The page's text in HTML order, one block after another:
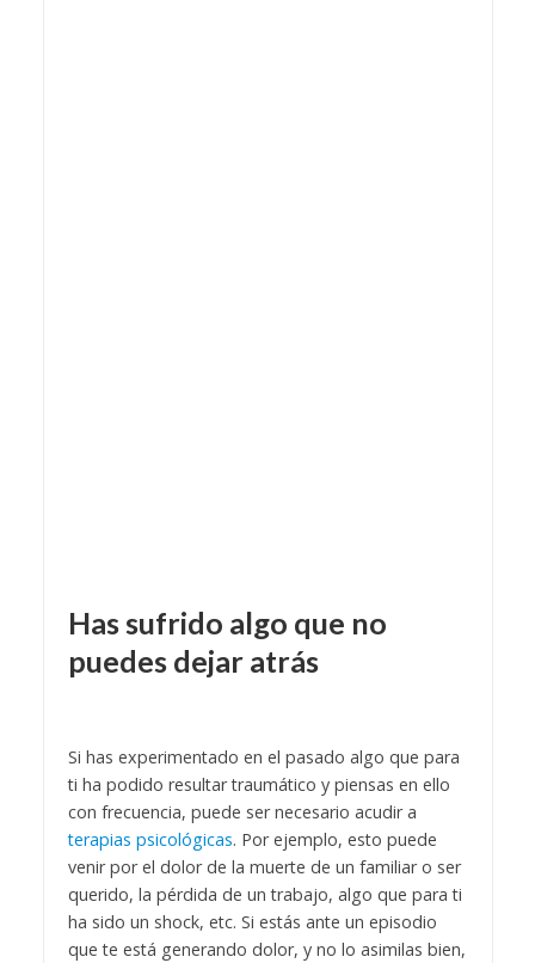
Has sufrido algo que no
puedes dejar atrás
Si has experimentado en el pasado algo que para
ti ha podido resultar traumático y piensas en ello
con frecuencia, puede ser necesario acudir a
terapias psicológicas. Por ejemplo, esto puede
venir por el dolor de la muerte de un familiar o ser
querido, la pérdida de un trabajo, algo que para ti
ha sido un shock, etc. Si estás ante un episodio
que te está generando dolor, y no lo asimilas bien,